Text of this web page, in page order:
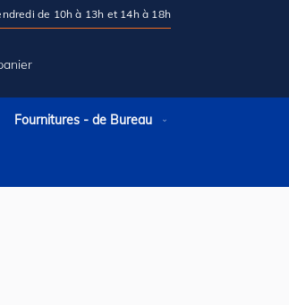
de 10h à 13h et 14h à 18h
Fournitures - de Bureau